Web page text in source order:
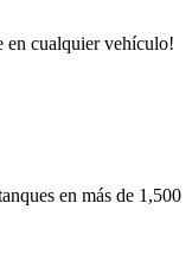
en cualquier vehículo!
en más de 1,500